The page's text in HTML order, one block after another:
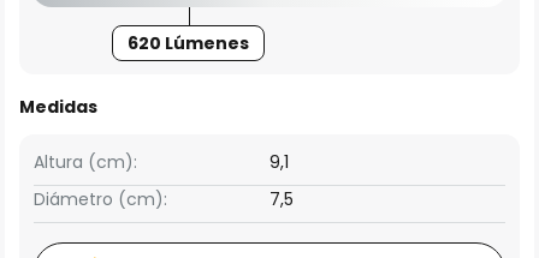
620 Lúmenes
Medidas
Altura (cm):
9,1
Diámetro (cm):
7,5